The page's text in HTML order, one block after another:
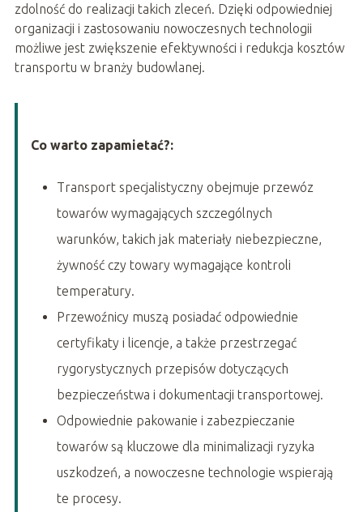
zdolność do realizacji takich zleceń. Dzięki odpowiedniej
organizacji i zastosowaniu nowoczesnych technologii
możliwe jest zwiększenie efektywności i redukcja kosztów
transportu w branży budowlanej.
Co warto zapamietać?:
Transport specjalistyczny obejmuje przewóz
towarów wymagających szczególnych
warunków, takich jak materiały niebezpieczne,
żywność czy towary wymagające kontroli
temperatury.
Przewoźnicy muszą posiadać odpowiednie
certyfikaty i licencje, a także przestrzegać
rygorystycznych przepisów dotyczących
bezpieczeństwa i dokumentacji transportowej.
Odpowiednie pakowanie i zabezpieczanie
towarów są kluczowe dla minimalizacji ryzyka
uszkodzeń, a nowoczesne technologie wspierają
te procesy.